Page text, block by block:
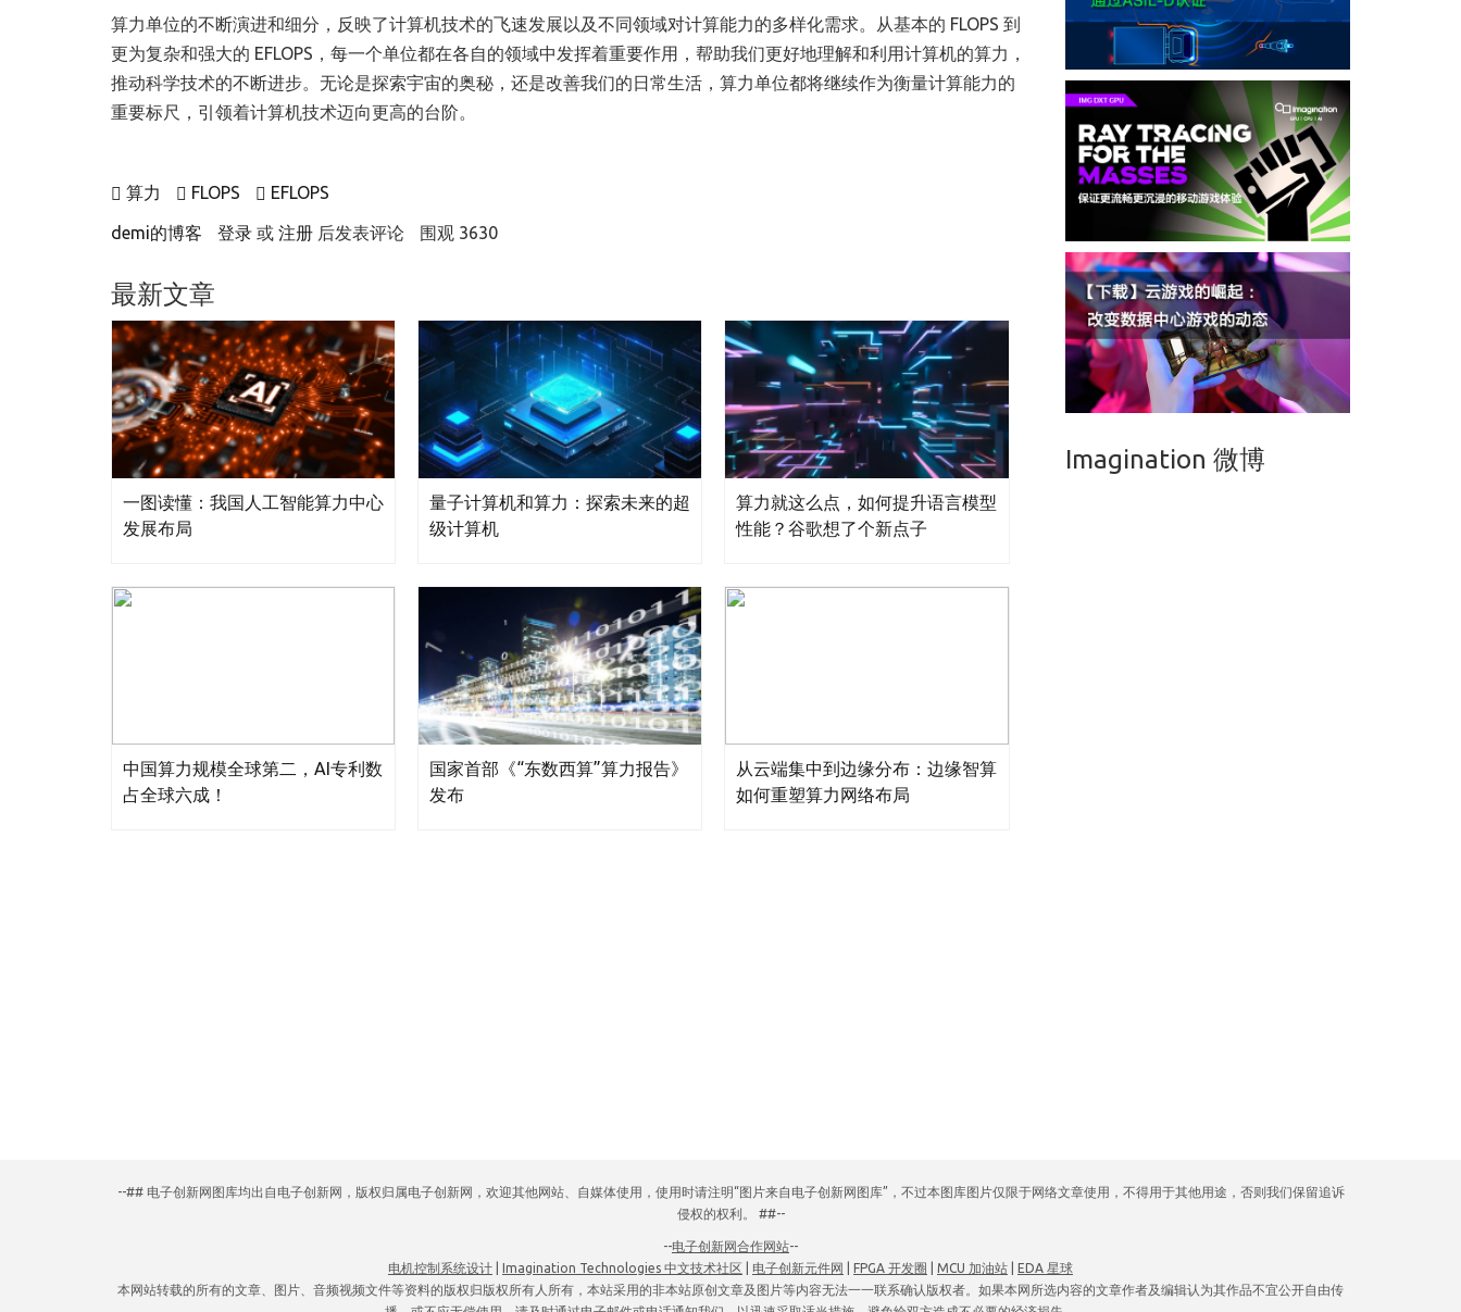
算力单位的不断演进和细分，反映了计算机技术的飞速发展以及不同领域对计算能力的多样化需求。从基本的 FLOPS 到
更为复杂和强大的 EFLOPS，每一个单位都在各自的领域中发挥着重要作用，帮助我们更好地理解和利用计算机的算力，
推动科学技术的不断进步。无论是探索宇宙的奥秘，还是改善我们的日常生活，算力单位都将继续作为衡量计算能力的
重要标尺，引领着计算机技术迈向更高的台阶。
算力 FLOPS EFLOPS
demi的博客 登录 或 注册 后发表评论 围观 3630
最新文章
一图读懂：我国人工智能算力中心
发展布局
量子计算机和算力：探索未来的超
级计算机
算力就这么点，如何提升语言模型
性能？谷歌想了个新点子
中国算力规模全球第二，AI专利数
占全球六成！
国家首部《“东数西算”算力报告》
发布
从云端集中到边缘分布：边缘智算
如何重塑算力网络布局
Imagination 微博
--## 电子创新网图库均出自电子创新网，版权归属电子创新网，欢迎其他网站、自媒体使用，使用时请注明“图片来自电子创新网图库”，不过本图库图片仅限于网络文章使用，不得用于其他用途，否则我们保留追诉
侵权的权利。 ##--
--电子创新网合作网站--
电机控制系统设计
Imagination Technologies 中文技术社区 电子创新元件网 FPGA 开发圈 MCU 加油站
EDA 星球
本网站转载的所有的文章、图片、音频视频文件等资料的版权归版权所有人所有，本站采用的非本站原创文章及图片等内容无法一一联系确认版权者。如果本网所选内容的文章作者及编辑认为其作品不宜公开自由传